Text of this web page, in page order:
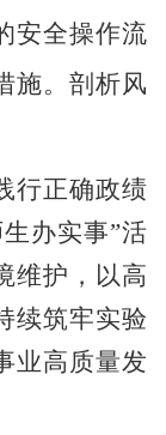
安全操作流
施。剖析风
行正确政绩
办实事”活
维护，以高
续筑牢实验
业高质量发